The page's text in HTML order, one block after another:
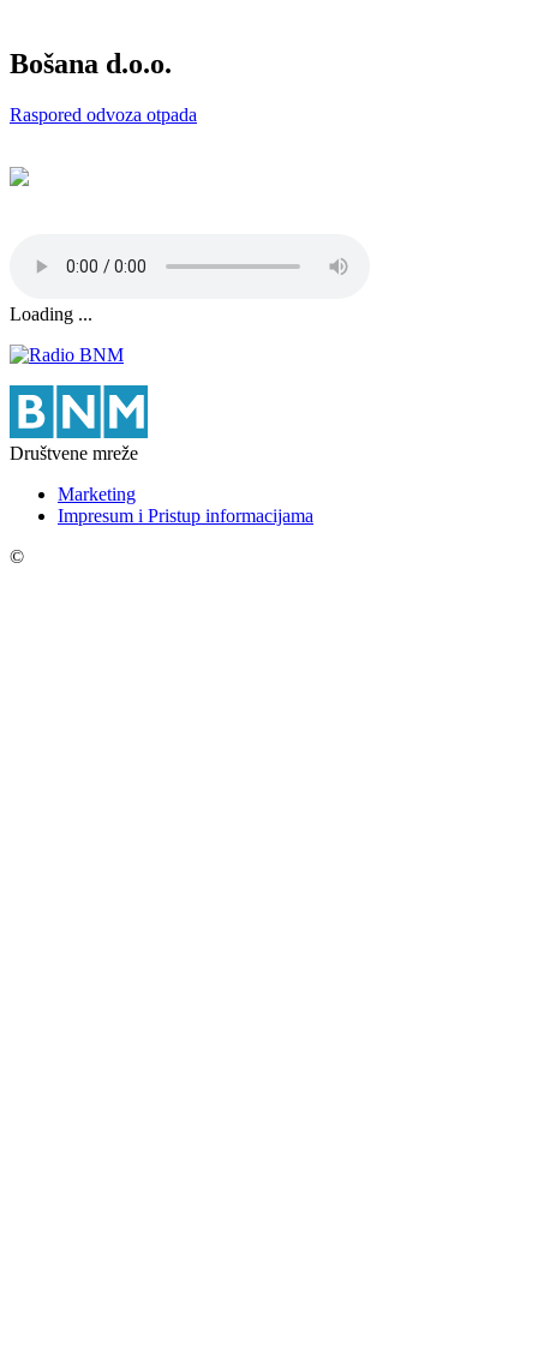
Bošana d.o.o.
Raspored odvoza otpada
Loading ...
Društvene mreže
Marketing
Impresum i Pristup informacijama
©